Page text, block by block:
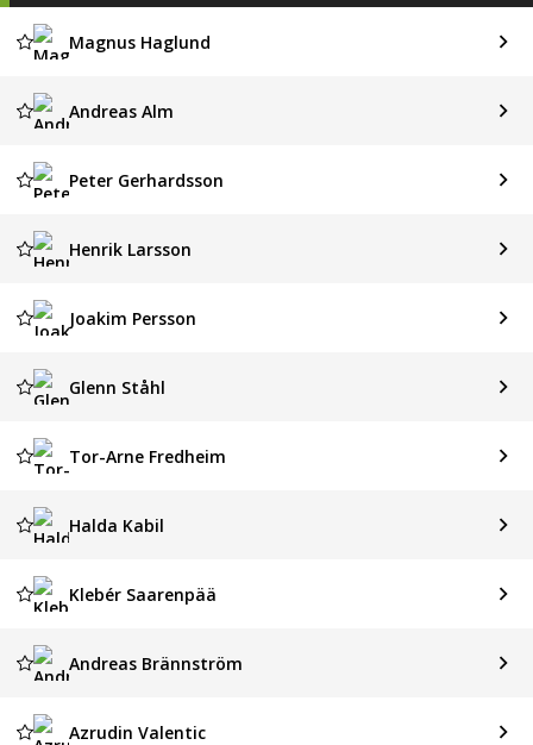
Magnus Haglund
Andreas Alm
Peter Gerhardsson
Henrik Larsson
Joakim Persson
Glenn Ståhl
Tor-Arne Fredheim
Halda Kabil
Klebér Saarenpää
Andreas Brännström
Azrudin Valentic